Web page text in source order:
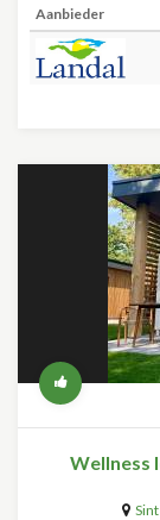
Aanbieder
Wellness